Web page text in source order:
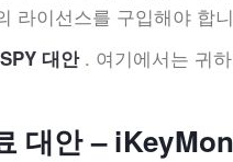
라이선스를 구입해야 합
대안. 여기에서는 귀
대안 –